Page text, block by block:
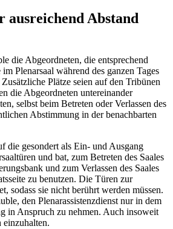
ausreichend Abstand
die Abgeordneten, die entsprechend
Plenarsaal während des ganzen Tages
Plätze seien auf den Tribünen
die Abgeordneten untereinander
selbst beim Betreten oder Verlassen des
Abstimmung in der benachbarten
die gesondert als Ein- und Ausgang
und bat, zum Betreten des Saales
und zum Verlassen des Saales
zu benutzen. Die Türen zur
sodass sie nicht berührt werden müssen.
den Plenarassistenzdienst nur in dem
in Anspruch zu nehmen. Auch insoweit
einzuhalten.